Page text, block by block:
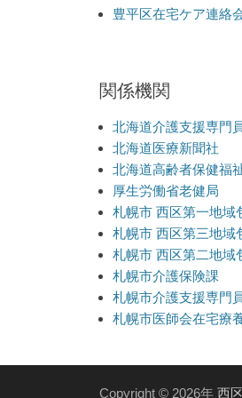
豊平区在宅ケア連絡
関係機関
北海道介護支援専門
北海道医療新聞社
北海道高齢者保健福
厚生労働省老健局
札幌市 西区第一地域
札幌市 西区第三地域
札幌市 西区第二地域
札幌市介護保険課
札幌市介護支援専門
札幌市医師会在宅療
Copyright © 2026年 西